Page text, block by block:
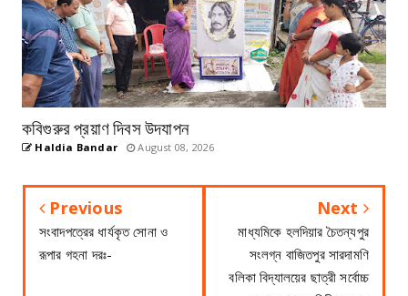
কবিগুরুর প্রয়াণ দিবস উদযাপন
Haldia Bandar August 08, 2026
Previous
সংবাদপত্রের ধার্যকৃত সোনা ও
রূপার গহনা দরঃ-
Next
মাধ্যমিকে হলদিয়ার চৈতন্যপুর
সংলগ্ন বাজিতপুর সারদামণি
বলিকা বিদ্যালয়ের ছাত্রী সর্বোচ্চ